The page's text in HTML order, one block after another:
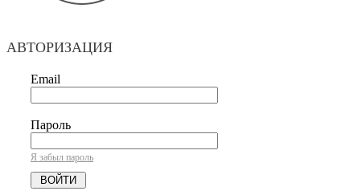
АВТОРИЗАЦИЯ
Email
Пароль
Я забыл пароль